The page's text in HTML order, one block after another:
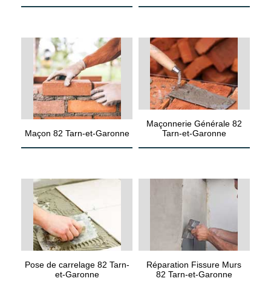
Maçon 82 Tarn-et-Garonne
Maçonnerie Générale 82
Tarn-et-Garonne
Pose de carrelage 82 Tarn-
et-Garonne
Réparation Fissure Murs
82 Tarn-et-Garonne